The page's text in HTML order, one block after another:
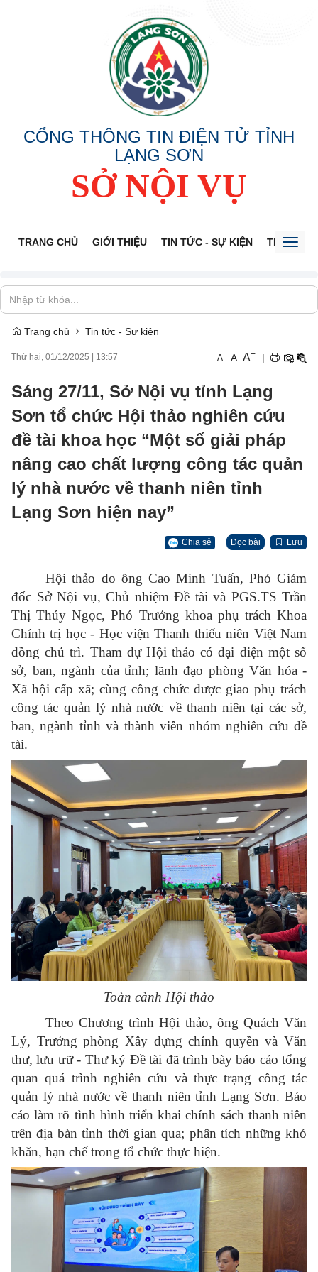
CỔNG THÔNG TIN ĐIỆN TỬ TỈNH
LẠNG SƠN
SỞ NỘI VỤ
TRANG CHỦ GIỚI THIỆU TIN TỨC - SỰ KIỆN THÔNG
Trang chủ Tin tức - Sự kiện
Thứ hai, 01/12/2025 13:57 A- A A+ |
Sáng 27/11, Sở Nội vụ tỉnh Lạng
Sơn tổ chức Hội thảo nghiên cứu
đề tài khoa học “Một số giải pháp
nâng cao chất lượng công tác quản
lý nhà nước về thanh niên tỉnh
Lạng Sơn hiện nay”
Chia sẻ Đọc bài Lưu
Hội thảo do ông Cao Minh Tuấn, Phó Giám
đốc Sở Nội vụ, Chủ nhiệm Đề tài và PGS.TS Trần
Thị Thúy Ngọc, Phó Trưởng khoa phụ trách Khoa
Chính trị học - Học viện Thanh thiếu niên Việt Nam
đồng chủ trì. Tham dự Hội thảo có đại diện một số
sở, ban, ngành của tỉnh; lãnh đạo phòng Văn hóa -
Xã hội cấp xã; cùng công chức được giao phụ trách
công tác quản lý nhà nước về thanh niên tại các sở,
ban, ngành tỉnh và thành viên nhóm nghiên cứu đề
tài.
Toàn cảnh Hội thảo
Theo Chương trình Hội thảo, ông Quách Văn
Lý, Trưởng phòng Xây dựng chính quyền và Văn
thư, lưu trữ - Thư ký Đề tài đã trình bày báo cáo tổng
quan quá trình nghiên cứu và thực trạng công tác
quản lý nhà nước về thanh niên tỉnh Lạng Sơn. Báo
cáo làm rõ tình hình triển khai chính sách thanh niên
trên địa bàn tỉnh thời gian qua; phân tích những khó
khăn, hạn chế trong tổ chức thực hiện.